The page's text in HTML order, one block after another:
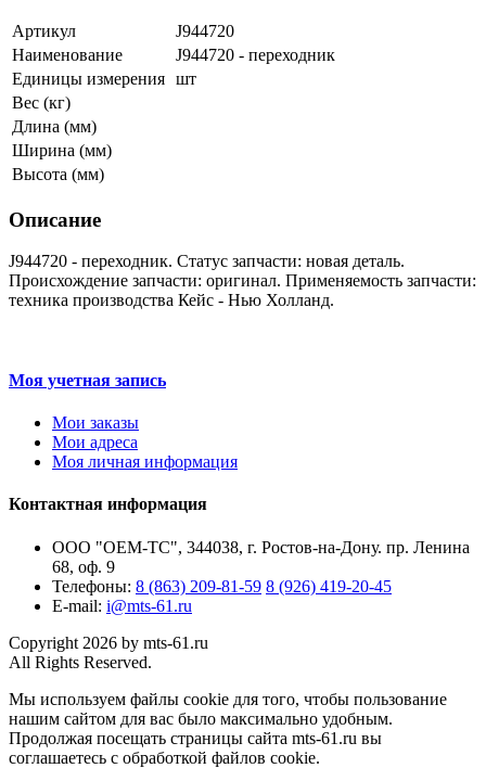
Артикул
J944720
Наименование
J944720 - переходник
Единицы измерения шт
Вес (кг)
Длина (мм)
Ширина (мм)
Высота (мм)
Описание
J944720 - переходник. Статус запчасти: новая деталь.
Происхождение запчасти: оригинал. Применяемость запчасти:
техника производства Кейс - Нью Холланд.
Моя учетная запись
Мои заказы
Мои адреса
Моя личная информация
Контактная информация
ООО "ОЕМ-ТС", 344038, г. Ростов-на-Дону. пр. Ленина
68, оф. 9
Телефоны: 8 (863) 209-81-59 8 (926) 419-20-45
E-mail: i@mts-61.ru
Copyright 2026 by mts-61.ru
All Rights Reserved.
Мы используем файлы cookie для того, чтобы пользование
нашим сайтом для вас было максимально удобным.
Продолжая посещать страницы сайта mts-61.ru вы
соглашаетесь с обработкой файлов cookie.